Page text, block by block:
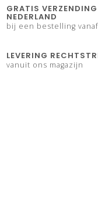
GRATIS VERZENDING
NEDERLAND
bij een bestelling
LEVERING
vanuit ons magazijn